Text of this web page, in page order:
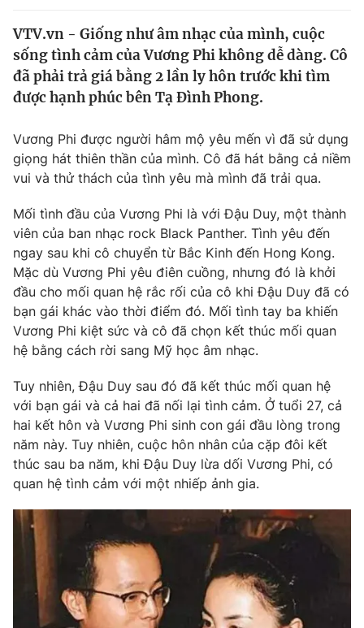
Tin tức
Thế giới đó đây
Câu chuyện quốc tế
Kinh tế
Tài chính
Góc doanh nghiệp
Dữ liệu và đời sống
Truyền hình
Phim VTV
Hậu trường
Nhân vật
Khán giả
Giải sao mai
Điện ảnh
Âm nhạc
Sao
Đời sống
Du lịch
Làm đẹp
Chất lượng cuộc sống
Giáo dục
Tuyển sinh
Học trực tuyến
Công nghệ
Sản phẩm
Thị trường
Tư vấn
Giao lưu trực tuyến
Lịch phát sóng
Chuyên mục khác
Emagazine Podcast
Photo Infographic
Video Shorts video
VTV.vn - Giống như âm nhạc của mình, cuộc
sống tình cảm của Vương Phi không dễ dàng. Cô
đã phải trả giá bằng 2 lần ly hôn trước khi tìm
được hạnh phúc bên Tạ Đình Phong.
Vương Phi được người hâm mộ yêu mến vì đã sử dụng
giọng hát thiên thần của mình. Cô đã hát bằng cả niềm
vui và thử thách của tình yêu mà mình đã trải qua.
Mối tình đầu của Vương Phi là với Đậu Duy, một thành
viên của ban nhạc rock Black Panther. Tình yêu đến
ngay sau khi cô chuyển từ Bắc Kinh đến Hong Kong.
Mặc dù Vương Phi yêu điên cuồng, nhưng đó là khởi
đầu cho mối quan hệ rắc rối của cô khi Đậu Duy đã có
bạn gái khác vào thời điểm đó. Mối tình tay ba khiến
Vương Phi kiệt sức và cô đã chọn kết thúc mối quan
hệ bằng cách rời sang Mỹ học âm nhạc.
Tuy nhiên, Đậu Duy sau đó đã kết thúc mối quan hệ
với bạn gái và cả hai đã nối lại tình cảm. Ở tuổi 27, cả
hai kết hôn và Vương Phi sinh con gái đầu lòng trong
năm này. Tuy nhiên, cuộc hôn nhân của cặp đôi kết
thúc sau ba năm, khi Đậu Duy lừa dối Vương Phi, có
quan hệ tình cảm với một nhiếp ảnh gia.